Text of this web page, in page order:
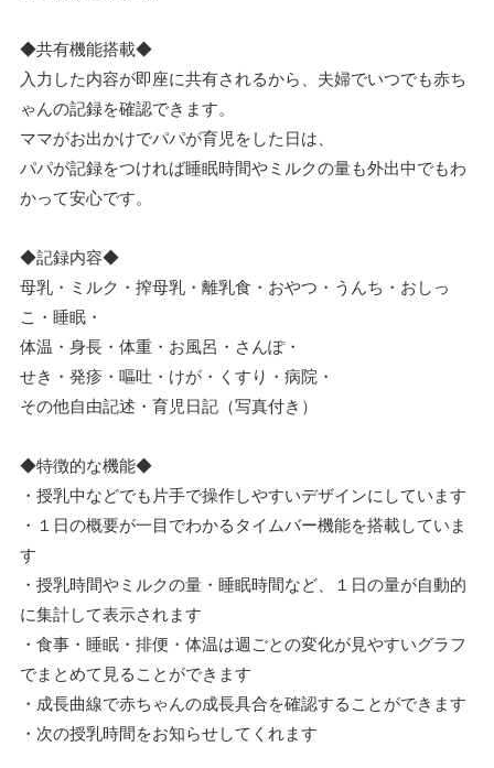
◆共有機能搭載◆
入力した内容が即座に共有されるから、夫婦でいつでも赤ち
ゃんの記録を確認できます。
ママがお出かけでパパが育児をした日は、
パパが記録をつければ睡眠時間やミルクの量も外出中でもわ
かって安心です。
◆記録内容◆
母乳・ミルク・搾母乳・離乳食・おやつ・うんち・おしっ
こ・睡眠・
体温・身長・体重・お風呂・さんぽ・
せき・発疹・嘔吐・けが・くすり・病院・
その他自由記述・育児日記（写真付き）
◆特徴的な機能◆
・授乳中などでも片手で操作しやすいデザインにしています
・１日の概要が一目でわかるタイムバー機能を搭載していま
す
・授乳時間やミルクの量・睡眠時間など、１日の量が自動的
に集計して表示されます
・食事・睡眠・排便・体温は週ごとの変化が見やすいグラフ
でまとめて見ることができます
・成長曲線で赤ちゃんの成長具合を確認することができます
・次の授乳時間をお知らせしてくれます